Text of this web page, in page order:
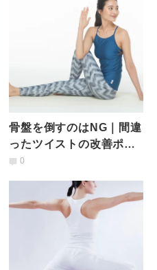
骨盤を倒すのはNG｜間違
ったツイストの改善ポイ
ントは
0